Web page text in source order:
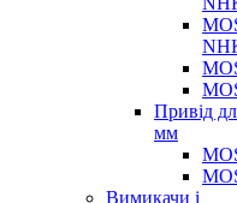
Привід
мм
Вимикачи і